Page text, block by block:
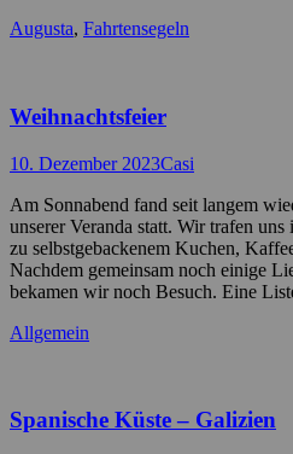
Kategorien
Augusta, Fahrtensegeln
Weihnachtsfeier
Posted
10. Dezember 2023Autor
Casi
Am Sonnabend fand seit langem
unserer Veranda statt. Wir trafen
zu selbstgebackenem Kuchen,
Nachdem gemeinsam noch einige
bekamen wir noch Besuch. Eine
Kategorien
Allgemein
Spanische Küste – Galizien